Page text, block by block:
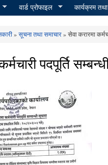
वार्ड प्रोफाइल कार्यक्रम
»सूचना तथा समाचार» सेवा करारमा
पदपूर्ति